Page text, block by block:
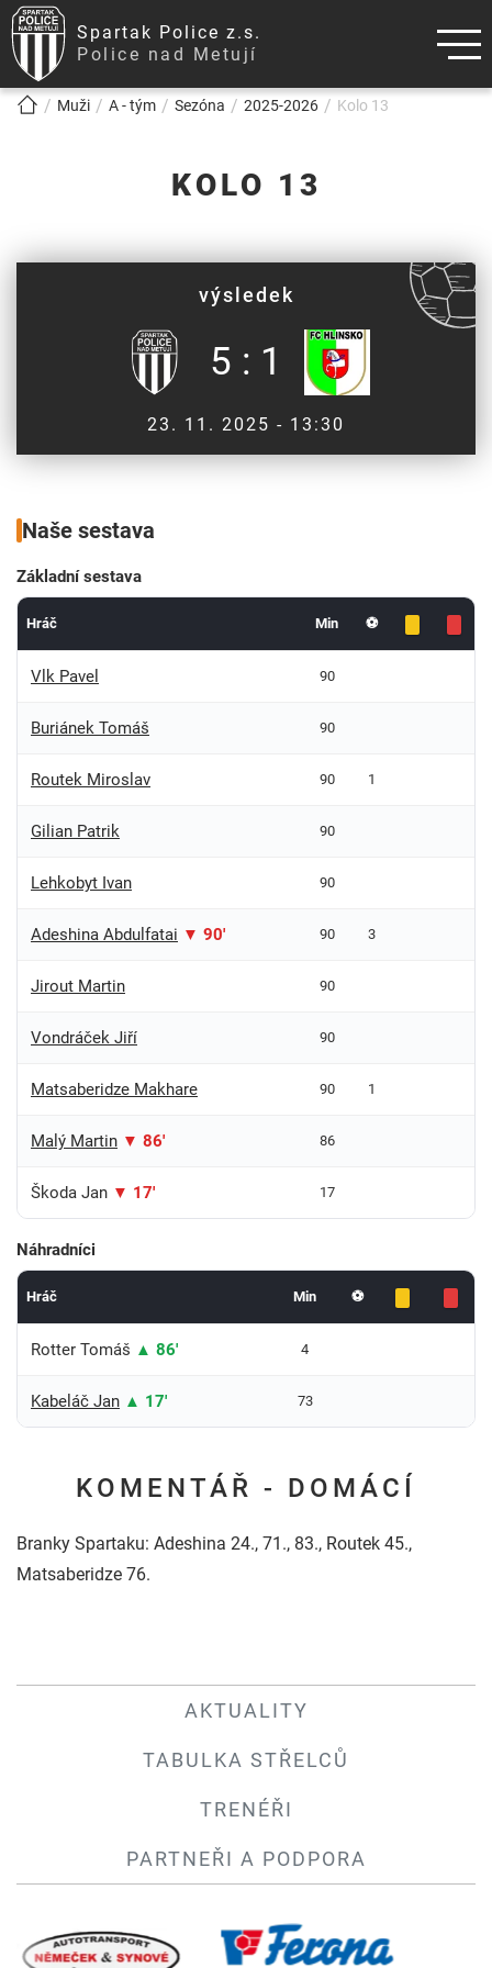
Spartak Police z.s.
Police nad Metují
!!!BREADCRUMB!!!
Muži A - tým Sezóna 2025-2026 Kolo 13
KOLO 13
výsledek
5 : 1
23. 11. 2025 - 13:30
Naše sestava
Základní sestava
Hráč Min ⚽
Vlk Pavel 90
Buriánek Tomáš 90
Routek Miroslav 90 1
Gilian Patrik 90
Lehkobyt Ivan 90
Adeshina Abdulfatai ▼ 90' 90 3
Jirout Martin 90
Vondráček Jiří 90
Matsaberidze Makhare 90 1
Malý Martin ▼ 86' 86
Škoda Jan ▼ 17' 17
Náhradníci
Hráč Min ⚽
Rotter Tomáš ▲ 86' 4
Kabeláč Jan ▲ 17' 73
KOMENTÁŘ - DOMÁCÍ
Branky Spartaku: Adeshina 24., 71., 83., Routek 45.,
Matsaberidze 76.
AKTUALITY
TABULKA STŘELCŮ
TRENÉŘI
PARTNEŘI A PODPORA